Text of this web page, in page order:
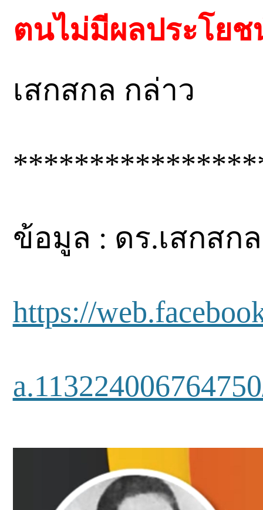
ตนไม่มีผลประโย
เสกสกล กล่าว
ข้อมูล : ดร.เสกสก
https://